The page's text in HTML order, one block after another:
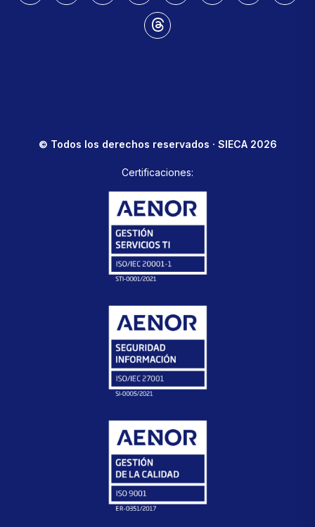
© Todos los derechos reservados · SIECA 2026
Certificaciones: